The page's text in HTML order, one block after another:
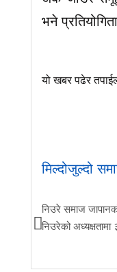
भने
यो खबर पढेर
मिल्दोजुल्दो
निउरे समाज
निउरेको